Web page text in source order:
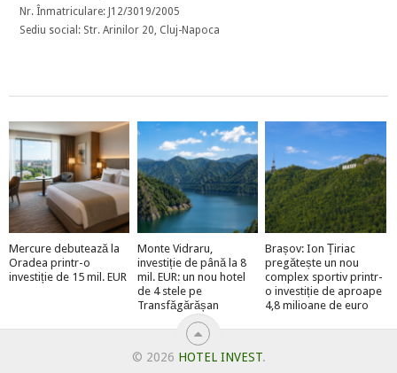
Nr. Înmatriculare: J12/3019/2005
Sediu social: Str. Arinilor 20, Cluj-Napoca
Mercure debutează la
Oradea printr-o
investiție de 15 mil. EUR
Monte Vidraru,
investiție de până la 8
mil. EUR: un nou hotel
de 4 stele pe
Transfăgărășan
Brașov: Ion Țiriac
pregătește un nou
complex sportiv printr-
o investiție de aproape
4,8 milioane de euro
© 2026 HOTEL INVEST.